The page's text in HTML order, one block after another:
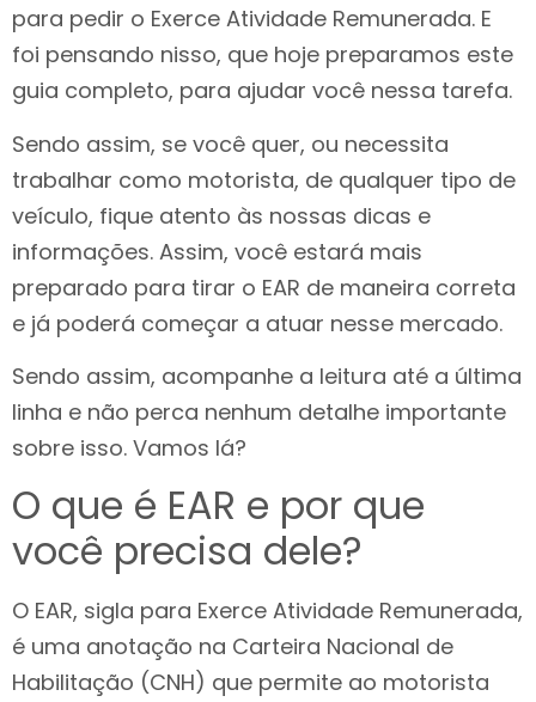
para pedir o Exerce Atividade Remunerada. E
foi pensando nisso, que hoje preparamos este
guia completo, para ajudar você nessa tarefa.
Sendo assim, se você quer, ou necessita
trabalhar como motorista, de qualquer tipo de
veículo, fique atento às nossas dicas e
informações. Assim, você estará mais
preparado para tirar o EAR de maneira correta
e já poderá começar a atuar nesse mercado.
Sendo assim, acompanhe a leitura até a última
linha e não perca nenhum detalhe importante
sobre isso. Vamos lá?
O que é EAR e por que
você precisa dele?
O EAR, sigla para Exerce Atividade Remunerada,
é uma anotação na Carteira Nacional de
Habilitação (CNH) que permite ao motorista